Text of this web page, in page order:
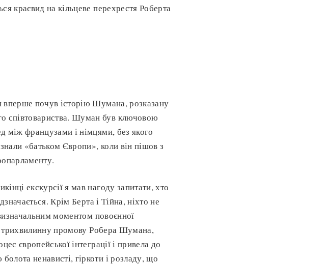
краєвид на кільцеве перехрестя Роберта
почув історію Шумана, розказану
співтовариства. Шуман був ключовою
між французами і німцями, без якого
«батьком Європи», коли він пішов з
екскурсії я мав нагоду запитати, хто
Крім Берта і Тійна, ніхто не
моментом повоєнної
трихвилинну промову Робера Шумана,
європейської інтеграції і привела до
ненависті, гіркоти і розладу, що